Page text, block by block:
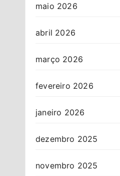
maio 2026
abril 2026
março 2026
fevereiro 2026
janeiro 2026
dezembro 2025
novembro 2025